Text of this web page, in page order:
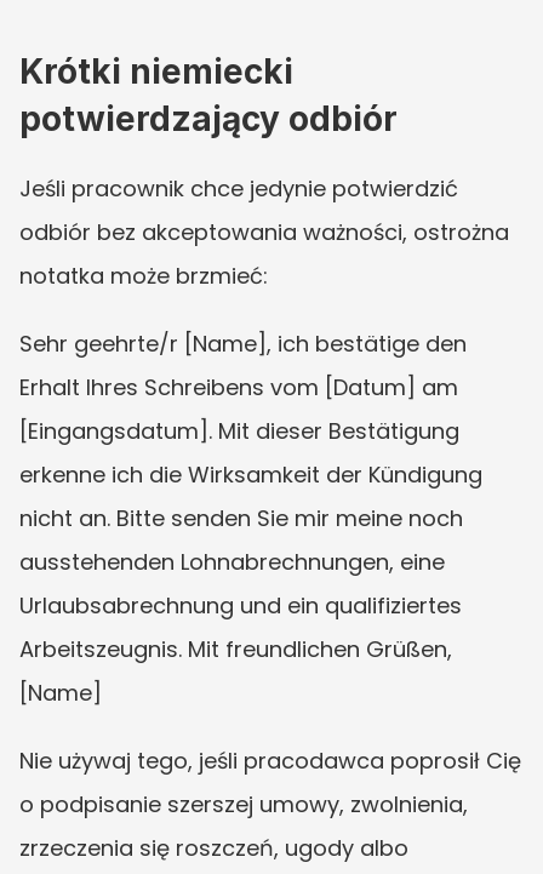
Krótki niemiecki
potwierdzający odbiór
Jeśli pracownik chce jedynie potwierdzić
odbiór bez akceptowania ważności, ostrożna
notatka może brzmieć:
Sehr geehrte/r [Name], ich bestätige den
Erhalt Ihres Schreibens vom [Datum] am
[Eingangsdatum]. Mit dieser Bestätigung
erkenne ich die Wirksamkeit der Kündigung
nicht an. Bitte senden Sie mir meine noch
ausstehenden Lohnabrechnungen, eine
Urlaubsabrechnung und ein qualifiziertes
Arbeitszeugnis. Mit freundlichen Grüßen,
[Name]
Nie używaj tego, jeśli pracodawca poprosił Cię
o podpisanie szerszej umowy, zwolnienia,
zrzeczenia się roszczeń, ugody albo